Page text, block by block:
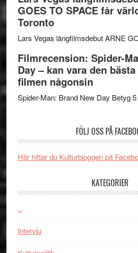
GOES TO SPACE får
Toronto
Lars Vegas långfilmsdebut ARNE
Filmrecension: Spider-
Day – kan vara den
filmen någonsin
Spider-Man: Brand New Day Betyg
FÖLJ OSS PÅ
Här hittar du Kulturbloggen på
KATEGORIER
..
Intervju